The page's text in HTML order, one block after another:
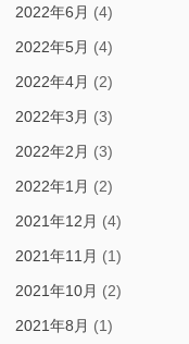
2022年6月 (4)
2022年5月 (4)
2022年4月 (2)
2022年3月 (3)
2022年2月 (3)
2022年1月 (2)
2021年12月 (4)
2021年11月 (1)
2021年10月 (2)
2021年8月 (1)